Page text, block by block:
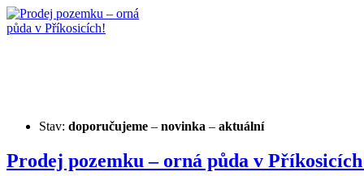
Stav: doporučujeme – novinka – aktuální
Prodej pozemku – orná půda v